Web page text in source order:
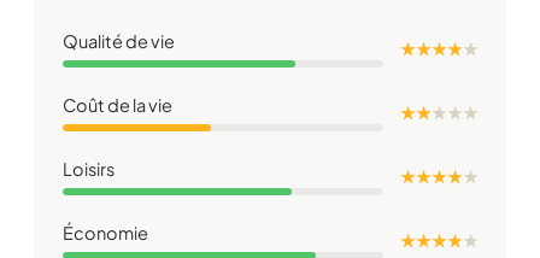
Qualité de vie ★ ★ ★ ★★
Coût de la vie ★ ★★★★
Loisirs ★ ★ ★ ★★
Économie ★ ★ ★ ★★